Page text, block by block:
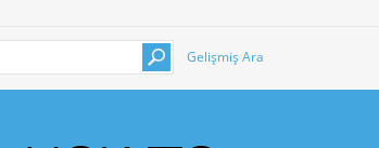
Gelişmiş Ara